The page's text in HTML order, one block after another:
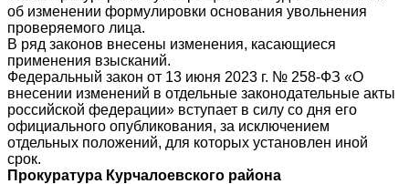
об изменении формулировки основания увольнения
проверяемого лица.
В ряд законов внесены изменения, касающиеся
применения взысканий.
Федеральный закон от 13 июня 2023 г. № 258-ФЗ «О
внесении изменений в отдельные законодательные акты
российской федерации» вступает в силу со дня его
официального опубликования, за исключением
отдельных положений, для которых установлен иной
срок.
Прокуратура Курчалоевского района